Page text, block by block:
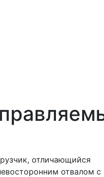
отличающийся
отвалом с